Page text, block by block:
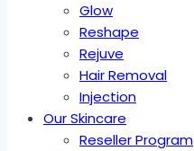
Glow
Reshape
Rejuve
Hair Removal
Injection
Our Skincare
Reseller Program